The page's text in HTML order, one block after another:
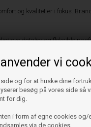
vi
og for at huske dine
besøg på vores side så
for dig.
i form af egne cookies og/
via de cookies.
og kvalitet er i fokus.
detaljer og fleksible
har trykknapper
kan kravle, lege og